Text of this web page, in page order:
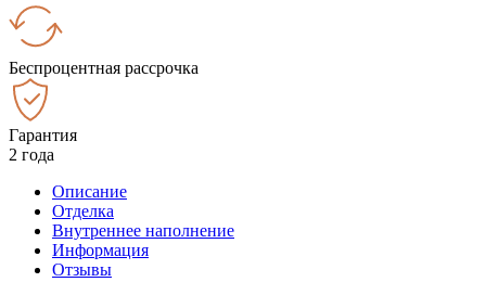
Беспроцентная рассрочка
Гарантия
2 года
Описание
Отделка
Внутреннее наполнение
Информация
Отзывы